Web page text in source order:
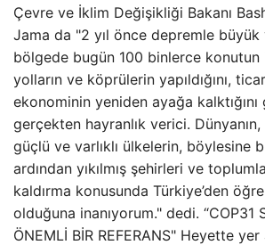
Çevre ve İklim Değişikliği Bakanı
Jama da "2 yıl önce depremle büyük
bölgede bugün 100 binlerce konutun
yolların ve köprülerin yapıldığını,
ekonominin yeniden ayağa
gerçekten hayranlık verici.
güçlü ve varlıklı ülkelerin, böylesine
ardından yıkılmış şehirleri ve
kaldırma konusunda Türkiye’den
olduğuna inanıyorum." dedi. “COP31
ÖNEMLİ BİR REFERANS" Heyette